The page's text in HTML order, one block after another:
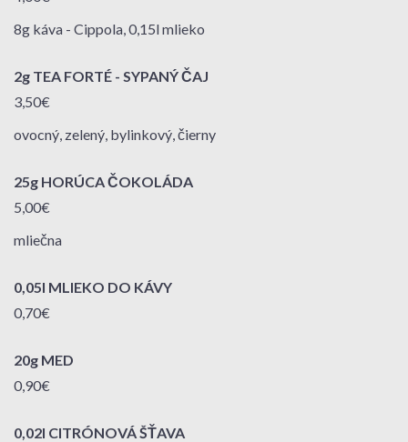
8g káva - Cippola, 0,15l mlieko
2g TEA FORTÉ - SYPANÝ ČAJ
3,50€
ovocný, zelený, bylinkový, čierny
25g HORÚCA ČOKOLÁDA
5,00€
mliečna
0,05l MLIEKO DO KÁVY
0,70€
20g MED
0,90€
0,02l CITRÓNOVÁ ŠŤAVA